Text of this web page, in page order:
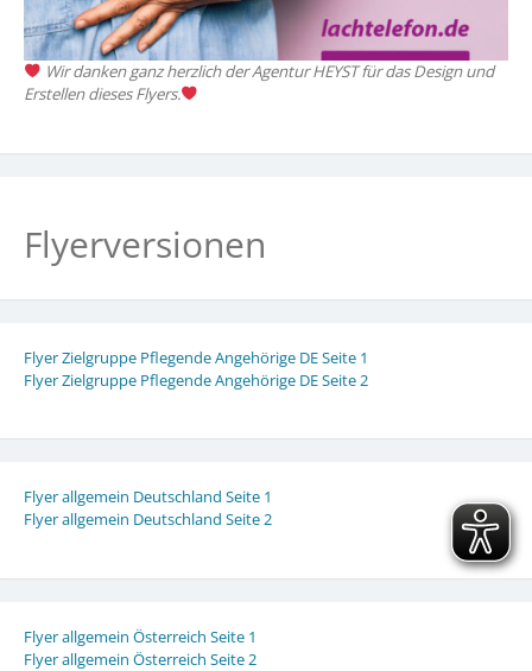
Wir danken ganz herzlich der Agentur HEYST für das Design und
Erstellen dieses Flyers.
Flyerversionen
Flyer Zielgruppe Pflegende Angehörige DE Seite 1
Flyer Zielgruppe Pflegende Angehörige DE Seite 2
Flyer allgemein Deutschland Seite 1
Flyer allgemein Deutschland Seite 2
Flyer allgemein Österreich Seite 1
Flyer allgemein Österreich Seite 2